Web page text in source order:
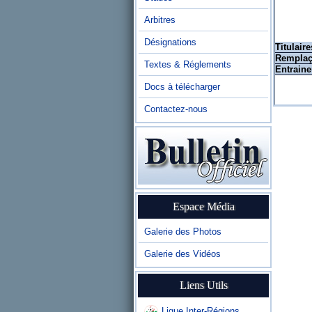
Arbitres
Désignations
Textes & Réglements
Docs à télécharger
Contactez-nous
Espace Média
Galerie des Photos
Galerie des Vidéos
Liens Utils